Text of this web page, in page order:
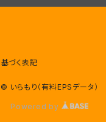
づく表記
© いらもり（有料EPSデータ）
Powered by